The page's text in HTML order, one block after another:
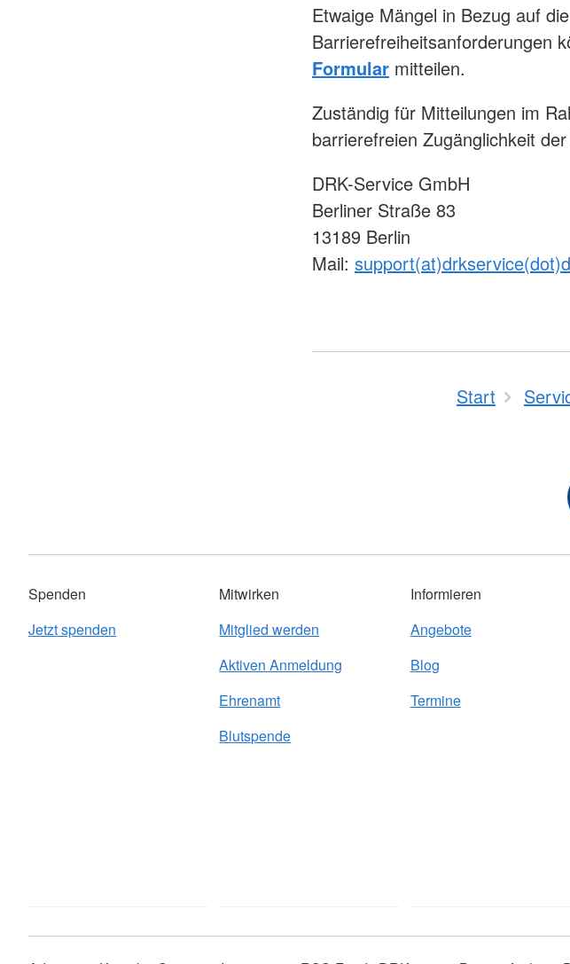
Etwaige Mängel in Bezug auf
Barrierefreiheitsanforderungen
Formular mitteilen.
Zuständig für Mitteilungen im
barrierefreien Zugänglichkeit
DRK-Service GmbH
Berliner Straße 83
13189 Berlin
Mail:
Start
Spenden
Jetzt spenden
Mitwirken
Mitglied werden
Aktiven Anmeldung
Ehrenamt
Blutspende
Informieren
Angebote
Blog
Termine